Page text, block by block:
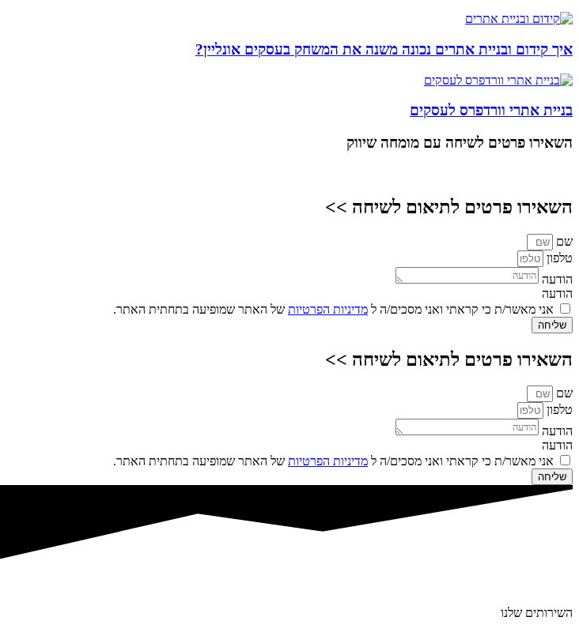
איך קידום ובניית אתרים נכונה משנה את המשחק בעסקים אונליין?
בניית אתרי וורדפרס לעסקים
השאירו פרטים לשיחה עם מומחה שיווק
השאירו פרטים לתיאום לשיחה >>
שם
טלפון
הודעה
הודעה
אני מאשר/ת כי קראתי ואני מסכים/ה ל מדיניות הפרטיות של האתר שמופיעה בתחתית האתר.
שליחה
השאירו פרטים לתיאום לשיחה >>
שם
טלפון
הודעה
הודעה
אני מאשר/ת כי קראתי ואני מסכים/ה ל מדיניות הפרטיות של האתר שמופיעה בתחתית האתר.
שליחה
השירותים שלנו